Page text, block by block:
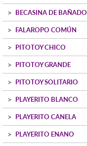
BECASINA DE BAÑADO
FALAROPO COMÚN
PITOTOY CHICO
PITOTOY GRANDE
PITOTOY SOLITARIO
PLAYERITO BLANCO
PLAYERITO CANELA
PLAYERITO ENANO